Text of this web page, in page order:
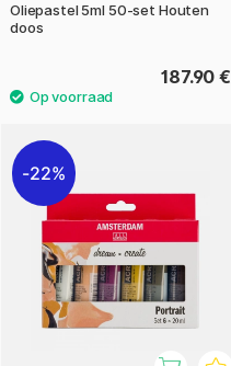
Oliepastel 5ml 50-set Houten
doos
187.90 €
22%